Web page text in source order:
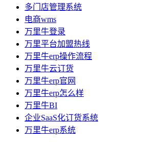
多门店管理系统
电商wms
万里牛登录
万里平台加盟热线
万里牛erp操作流程
万里牛云订货
万里牛erp官网
万里牛erp怎么样
万里牛BI
企业SaaS化订货系统
万里牛erp系统